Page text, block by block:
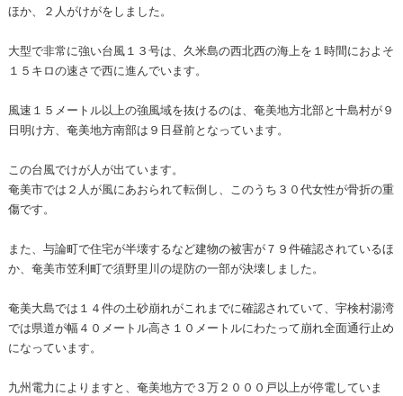
ほか、２人がけがをしました。
大型で非常に強い台風１３号は、久米島の西北西の海上を１時間におよそ
１５キロの速さで西に進んでいます。
風速１５メートル以上の強風域を抜けるのは、奄美地方北部と十島村が９
日明け方、奄美地方南部は９日昼前となっています。
この台風でけが人が出ています。
奄美市では２人が風にあおられて転倒し、このうち３０代女性が骨折の重
傷です。
また、与論町で住宅が半壊するなど建物の被害が７９件確認されているほ
か、奄美市笠利町で須野里川の堤防の一部が決壊しました。
奄美大島では１４件の土砂崩れがこれまでに確認されていて、宇検村湯湾
では県道が幅４０メートル高さ１０メートルにわたって崩れ全面通行止め
になっています。
九州電力によりますと、奄美地方で３万２０００戸以上が停電していま